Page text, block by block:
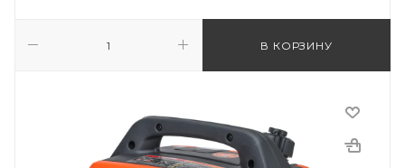
В КОРЗИНУ